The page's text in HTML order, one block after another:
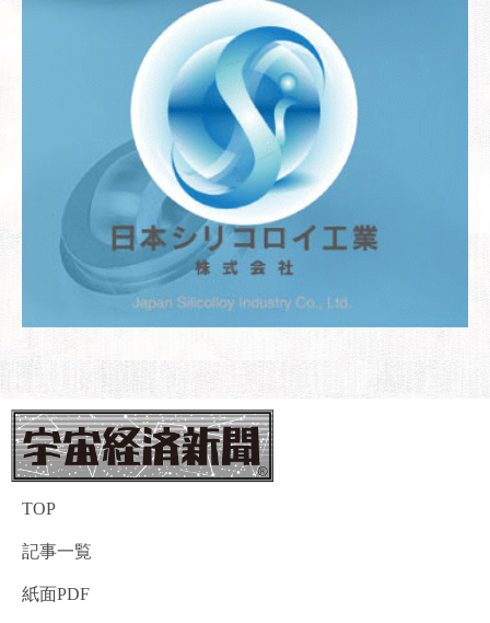
TOP
記事一覧
紙面PDF